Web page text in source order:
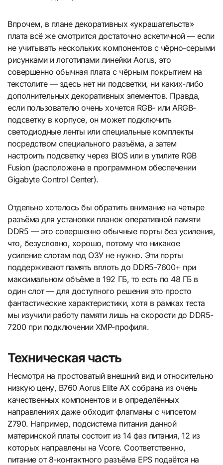
Впрочем, в плане декоративных «украшательств»
плата всё же смотрится достаточно аскетичной — если
не учитывать нескольких компонентов с чёрно-серыми
рисунками и логотипами линейки Aorus, это
совершенно обычная плата с чёрным покрытием на
текстолите — здесь нет ни подсветки, ни каких-либо
дополнительных декоративных элементов. Правда,
если пользователю очень хочется RGB- или ARGB-
подсветку в корпусе, он может подключить
светодиодные ленты или специальные комплекты
посредством специального разъёма, а затем
настроить подсветку через BIOS или в утилите RGB
Fusion (расположена в программном обеспечении
Gigabyte Control Center).
Отдельно хотелось бы обратить внимание на четыре
разъёма для установки планок оперативной памяти
DDR5 — это совершенно обычные порты без усиления,
что, безусловно, хорошо, потому что никакое
усиление слотам под ОЗУ не нужно. Эти порты
поддерживают память вплоть до DDR5-7600+ при
максимальном объёме в 192 ГБ, то есть по 48 ГБ в
один слот — для доступного решения это просто
фантастические характеристики, хотя в рамках теста
мы изучили работу памяти лишь на скорости до DDR5-
7200 при подключении XMP-профиля.
Техническая часть
Несмотря на простоватый внешний вид и относительно
низкую цену, B760 Aorus Elite AX собрана из очень
качественных компонентов и в определённых
направлениях даже обходит флагманы с чипсетом
Z790. Например, подсистема питания данной
материнской платы состоит из 14 фаз питания, 12 из
которых направлены на Vcore. Соответственно,
питание от 8-контактного разъёма EPS подаётся на